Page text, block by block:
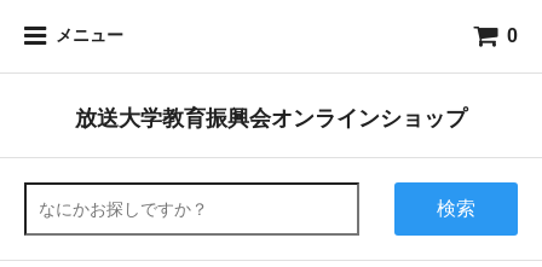
メニュー 0
放送大学教育振興会オンラインショップ
検索